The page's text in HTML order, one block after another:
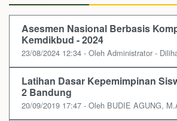
Asesmen Nasional Berbasis
Kemdikbud - 2024
23/08/2024 12:34 - Oleh Administrator -
Latihan Dasar Kepemimpinan
2 Bandung
20/09/2019 17:47 - Oleh BUDIE AGUNG,